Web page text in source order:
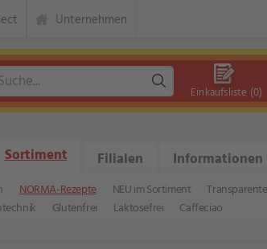
Unternehmen
Einkaufsliste (0)
Sortiment
NORMA-Rezepte NEU im Sortiment
Glutenfrei Laktosefrei
Caffeciao
Filialen Informationen